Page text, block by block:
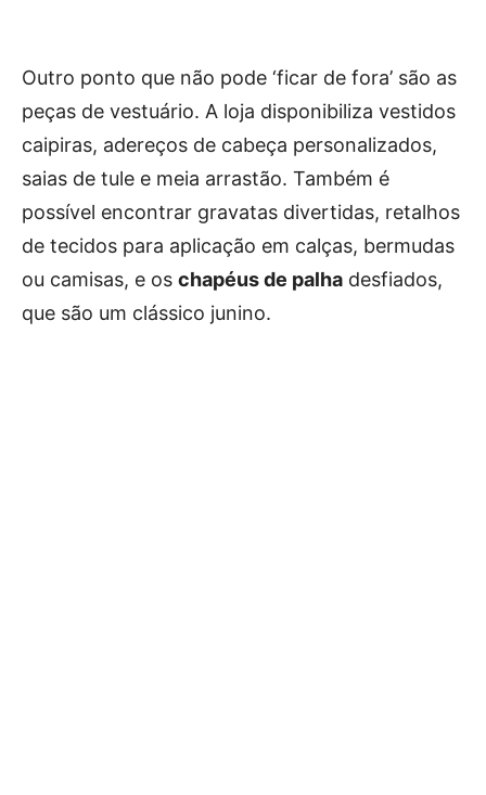
Outro ponto que não pode ‘ficar de fora’ são as
peças de vestuário. A loja disponibiliza vestidos
caipiras, adereços de cabeça personalizados,
saias de tule e meia arrastão. Também é
possível encontrar gravatas divertidas, retalhos
de tecidos para aplicação em calças, bermudas
ou camisas, e os chapéus de palha desfiados,
que são um clássico junino.